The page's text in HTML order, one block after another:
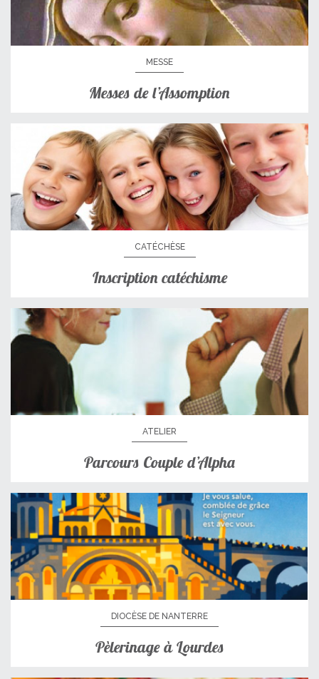
MESSE
Messes de l’Assomption
CATÉCHÈSE
Inscription catéchisme
ATELIER
Parcours Couple d’Alpha
DIOCÈSE DE NANTERRE
Pèlerinage à Lourdes